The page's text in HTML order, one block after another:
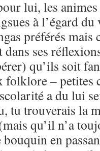
lui, les
à l’égard
préférés
ses
qu’ils soit
folklore – petites
a du lui
tu trouverais la
qu’il n’a
en